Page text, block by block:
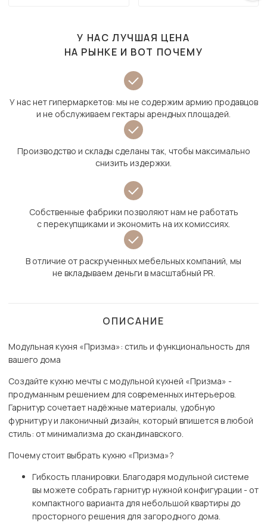
У НАС ЛУЧШАЯ ЦЕНА
НА РЫНКЕ И ВОТ ПОЧЕМУ
У нас нет гипермаркетов: мы не содержим армию продавцов
и не обслуживаем гектары арендных площадей.
Производство и склады сделаны так, чтобы максимально
снизить издержки.
Собственные фабрики позволяют нам не работать
с перекупщиками и экономить на их комиссиях.
В отличие от раскрученных мебельных компаний, мы
не вкладываем деньги в масштабный PR.
ОПИСАНИЕ
Модульная кухня «Призма»: стиль и функциональность для
вашего дома
Создайте кухню мечты с модульной кухней «Призма» -
продуманным решением для современных интерьеров.
Гарнитур сочетает надёжные материалы, удобную
фурнитуру и лаконичный дизайн, который впишется в любой
стиль: от минимализма до скандинавского.
Почему стоит выбрать кухню «Призма»?
Гибкость планировки. Благодаря модульной системе
вы можете собрать гарнитур нужной конфигурации - от
компактного варианта для небольшой квартиры до
просторного решения для загородного дома.